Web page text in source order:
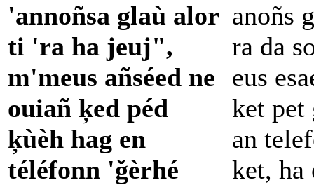
'annoñsa glaù alor
ti 'ra ha jeuj",
m'meus añséed ne
ouiañ ķed péd
ķùèh hag en
téléfonn 'ǧèrhé
anoñs
ra da
eus
ket pet
an
ket, ha